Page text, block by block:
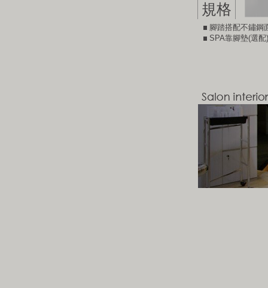
規格
腳踏搭配不鏽鋼
SPA靠腳墊(選配)